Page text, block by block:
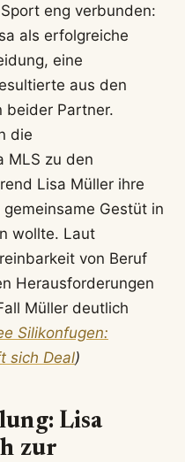
eng verbunden:
als erfolgreiche
eine
aus den
beider Partner.
die
MLS zu den
Lisa Müller ihre
Gestüt in
wollte. Laut
von Beruf
Herausforderungen
Müller deutlich
Silikonfugen:
sich Deal)
Lisa
zur